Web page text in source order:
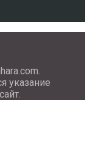
указание